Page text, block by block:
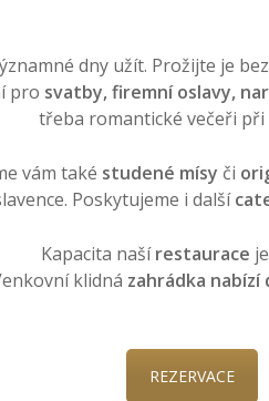
dny užít. Prožijte je
pro svatby, firemní oslavy,
třeba romantické večeři při
vám také studené mísy či
Poskytujeme i další
Kapacita našírestaurace je
klidná zahrádka nabízí
REZERVACE